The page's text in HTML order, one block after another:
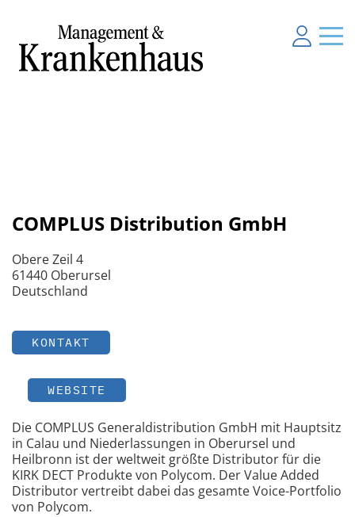
COMPLUS Distribution GmbH
Obere Zeil 4
61440 Oberursel
Deutschland
KONTAKT
WEBSITE
Die COMPLUS Generaldistribution GmbH mit Hauptsitz
in Calau und Niederlassungen in Oberursel und
Heilbronn ist der weltweit größte Distributor für die
KIRK DECT Produkte von Polycom. Der Value Added
Distributor vertreibt dabei das gesamte Voice-Portfolio
von Polycom.